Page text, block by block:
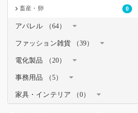
畜産・卵 0
アパレル （64）
ファッション雑貨 （39）
電化製品 （20）
事務用品 （5）
家具・インテリア （0）